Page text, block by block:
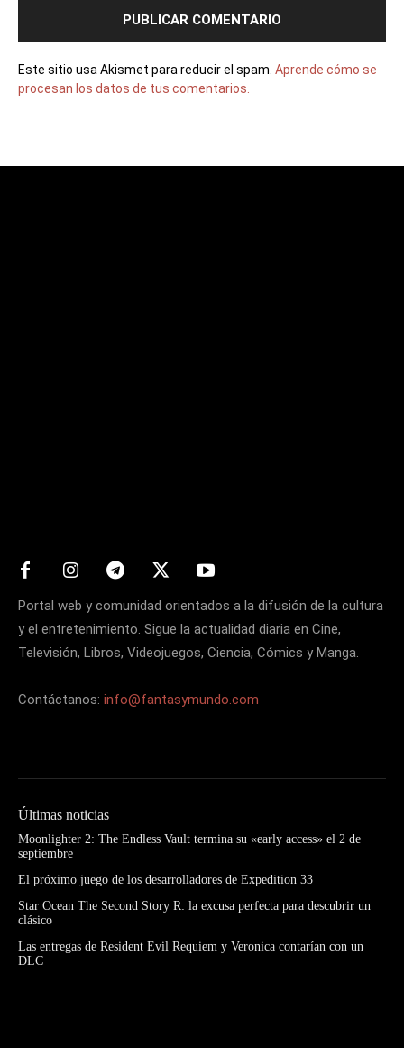
Este sitio usa Akismet para reducir el spam. Aprende cómo se
procesan los datos de tus comentarios.
Portal web y comunidad orientados a la difusión de la cultura
y el entretenimiento. Sigue la actualidad diaria en Cine,
Televisión, Libros, Videojuegos, Ciencia, Cómics y Manga.
Contáctanos: info@fantasymundo.com
Últimas noticias
Moonlighter 2: The Endless Vault termina su «early access» el 2 de
septiembre
El próximo juego de los desarrolladores de Expedition 33
Star Ocean The Second Story R: la excusa perfecta para descubrir un
clásico
Las entregas de Resident Evil Requiem y Veronica contarían con un
DLC